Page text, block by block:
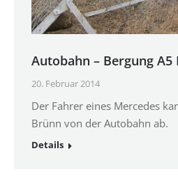
Autobahn – Bergung A5
20. Februar 2014
Der Fahrer eines Mercedes
Brünn von der Autobahn ab.
Details